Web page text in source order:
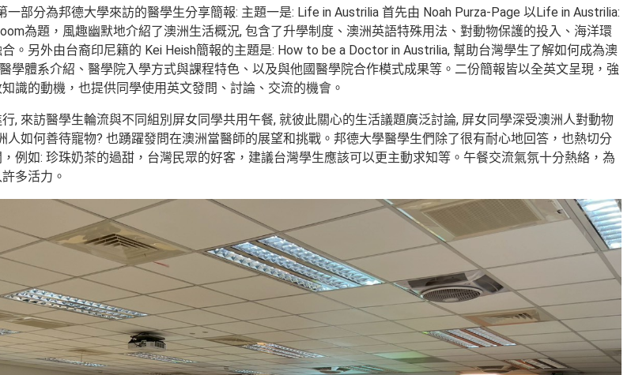
一部分為邦德大學來訪的醫學生分享簡報: 主題一是: Life in Austrilia 首先由 Noah Purza-Page 以Life in Austrilia:
為題，風趣幽默地介紹了澳洲生活概況, 包含了升學制度、澳洲英語特殊用法、對動物保護的投入、海洋環
。另外由台裔印尼籍的 Kei Heish簡報的主題是: How to be a Doctor in Austrilia, 幫助台灣學生了解如何成為澳
學體系介紹、醫學院入學方式與課程特色、以及與他國醫學院合作模式成果等。二份簡報皆以全英文呈現，強
識的動機，也提供同學使用英文發問、討論、交流的機會。
, 來訪醫學生輪流與不同組別屏女同學共用午餐, 就彼此關心的生活議題廣泛討論, 屏女同學深受澳洲人對動物
人如何善待寵物? 也踴躍發問在澳洲當醫師的展望和挑戰。邦德大學醫學生們除了很有耐心地回答，也熱切分
例如: 珍珠奶茶的過甜，台灣民眾的好客，建議台灣學生應該可以更主動求知等。午餐交流氣氛十分熱絡，為
多活力。